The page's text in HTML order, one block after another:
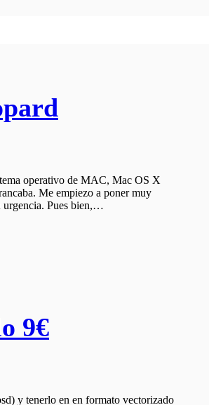
operativo de MAC, Mac OS X
Me empiezo a poner muy
urgencia. Pues bien,…
9€
y tenerlo en en formato vectorizado